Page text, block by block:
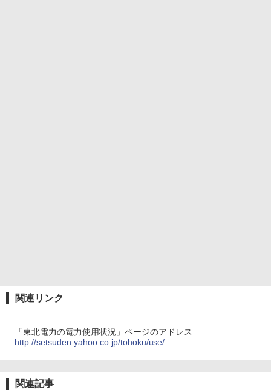
関連リンク
「東北電力の電力使用状況」ページのアドレス
http://setsuden.yahoo.co.jp/tohoku/use/
関連記事